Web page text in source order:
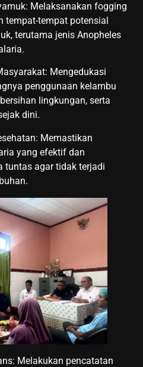
Melaksanakan fogging
tempat-tempat potensial
terutama jenis Anopheles
Mengedukasi
penggunaan kelambu
lingkungan, serta
dini.
Memastikan
yang efektif dan
tuntas agar tidak terjadi
Melakukan pencatatan